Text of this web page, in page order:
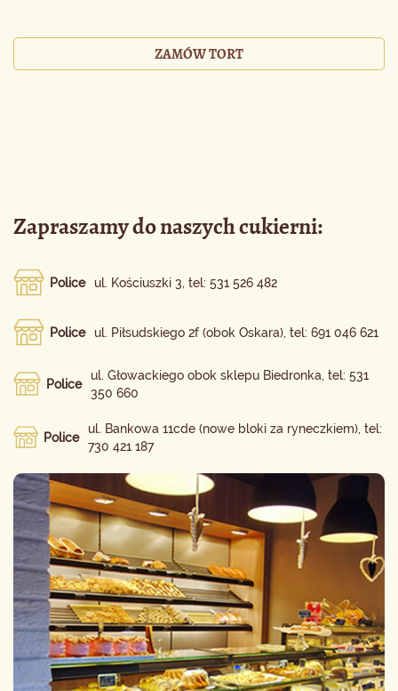
ZAMÓW TORT
Zapraszamy do naszych cukierni:
Police ul. Kościuszki 3, tel: 531 526 482
Police ul. Piłsudskiego 2f (obok Oskara), tel: 691 046 621
Police
ul. Głowackiego obok sklepu Biedronka, tel: 531
350 660
Police
ul. Bankowa 11cde (nowe bloki za ryneczkiem), tel:
730 421 187